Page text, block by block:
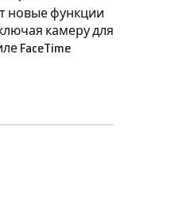
новые функции
камеру для
FaceTime